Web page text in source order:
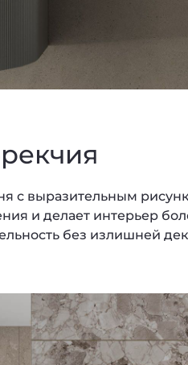
с выразительным
и делает интерьер
без излишней